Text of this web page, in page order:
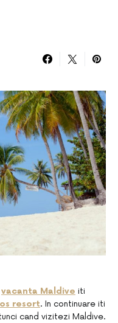
vacanta Maldive iti
resort. In continuare iti
cand vizitezi Maldive.